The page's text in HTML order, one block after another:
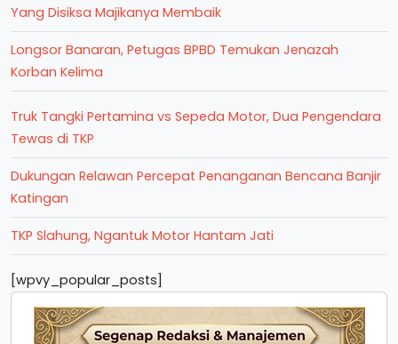
Yang Disiksa Majikanya Membaik
Longsor Banaran, Petugas BPBD Temukan Jenazah
Korban Kelima
Truk Tangki Pertamina vs Sepeda Motor, Dua Pengendara
Tewas di TKP
Dukungan Relawan Percepat Penanganan Bencana Banjir
Katingan
TKP Slahung, Ngantuk Motor Hantam Jati
[wpvy_popular_posts]